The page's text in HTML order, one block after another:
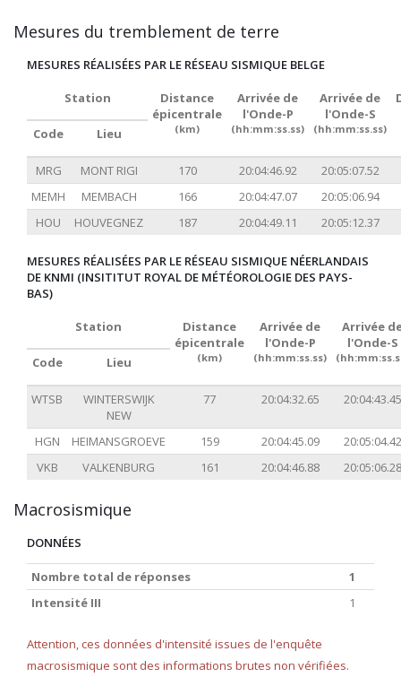
Mesures du tremblement de terre
MESURES RÉALISÉES PAR LE RÉSEAU SISMIQUE BELGE
Station
Distance
épicentrale
(km)
Arrivée de
l'Onde-P
(hh:mm:ss.ss)
Arrivée de
l'Onde-S
(hh:mm:ss.ss)
Code Lieu
MRG MONT RIGI 170 20:04:46.92
20:05:07.52
MEMH
MEMBACH 166 20:04:47.07
20:05:06.94
HOU
HOUVEGNEZ 187 20:04:49.11 20:05:12.37
MESURES RÉALISÉES PAR LE RÉSEAU SISMIQUE NÉERLANDAIS
DE KNMI (INSITITUT ROYAL DE MÉTÉOROLOGIE DES PAYS-
BAS)
Station
Distance
épicentrale
(km)
Arrivée de
l'Onde-P
(hh:mm:ss.ss)
Arrivée
l'Onde-S
Code Lieu
WTSB
WINTERSWIJK
NEW
77 20:04:32.65 20:04:43.45
HGN HEIMANSGROEVE 159 20:04:45.09
20:05:04.42
VKB
VALKENBURG 161 20:04:46.88 20:05:06.28
Macrosismique
DONNÉES
Nombre total de réponses
1
Intensité III
1
Attention, ces données d'intensité issues de l'enquête
macrosismique sont des informations brutes non vérifiées.